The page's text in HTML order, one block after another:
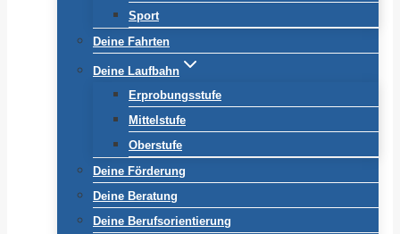
Sport
Deine Fahrten
Deine Laufbahn
Erprobungsstufe
Mittelstufe
Oberstufe
Deine Förderung
Deine Beratung
Deine Berufsorientierung